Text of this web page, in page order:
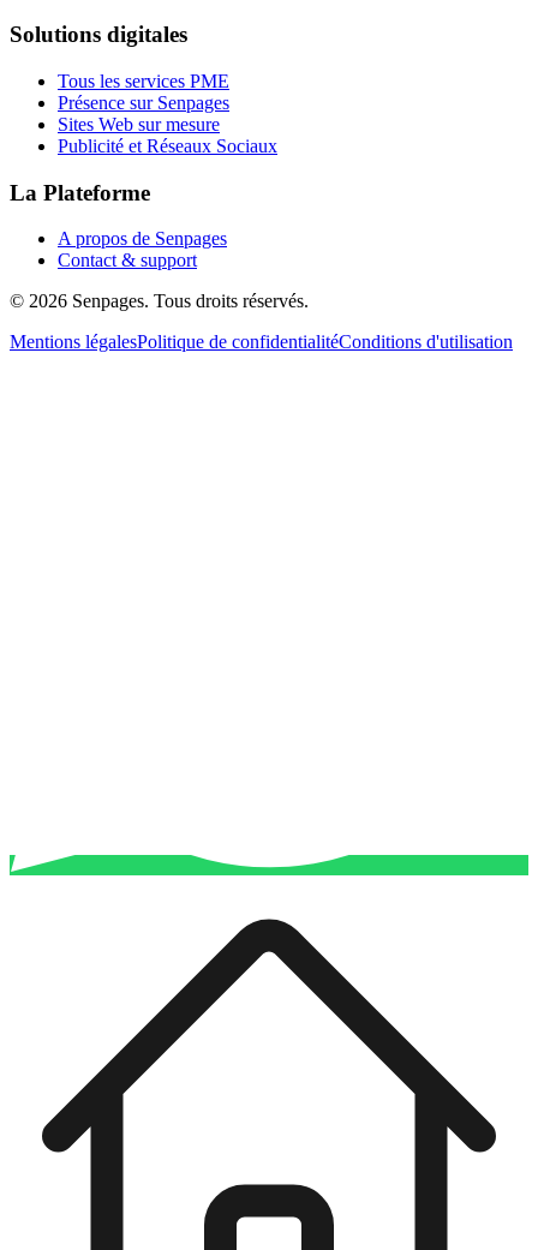
Solutions digitales
Tous les services PME
Présence sur Senpages
Sites Web sur mesure
Publicité et Réseaux Sociaux
La Plateforme
A propos de Senpages
Contact & support
© 2026 Senpages. Tous droits réservés.
Mentions légalesPolitique de confidentialitéConditions d'utilisation